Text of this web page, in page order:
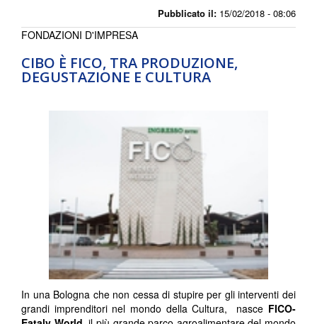
Pubblicato il: 15/02/2018 - 08:06
CIBO È FICO, TRA PRODUZIONE,
DEGUSTAZIONE E CULTURA
FONDAZIONI D'IMPRESA
In una Bologna che non cessa di stupire per gli interventi dei
grandi imprenditori nel mondo della Cultura, nasce FICO-